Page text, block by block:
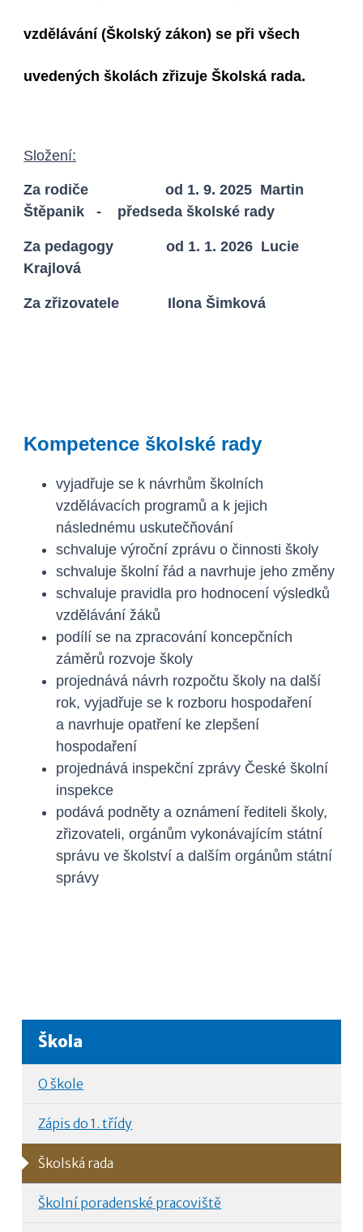
vzdělávání (Školský zákon) se při všech
uvedených školách zřizuje Školská rada.
Složení:
Za rodiče od 1. 9. 2025 Martin
Štěpanik - předseda školské rady
Za pedagogy od 1. 1. 2026 Lucie
Krajlová
Za zřizovatele Ilona Šimková
Kompetence školské rady
vyjadřuje se k návrhům školních
vzdělávacích programů a k jejich
následnému uskutečňování
schvaluje výroční zprávu o činnosti školy
schvaluje školní řád a navrhuje jeho změny
schvaluje pravidla pro hodnocení výsledků
vzdělávání žáků
podílí se na zpracování koncepčních
záměrů rozvoje školy
projednává návrh rozpočtu školy na další
rok, vyjadřuje se k rozboru hospodaření
a navrhuje opatření ke zlepšení
hospodaření
projednává inspekční zprávy České školní
inspekce
podává podněty a oznámení řediteli školy,
zřizovateli, orgánům vykonávajícím státní
správu ve školství a dalším orgánům státní
správy
Škola
O škole
Zápis do 1. třídy
Školská rada
Školní poradenské pracoviště